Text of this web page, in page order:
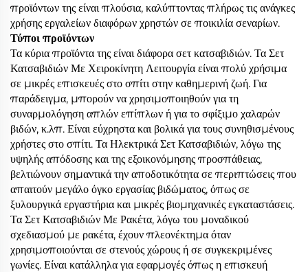
προϊόντων της είναι πλούσια, καλύπτοντας πλήρως τις ανάγκες
χρήσης εργαλείων διαφόρων χρηστών σε ποικιλία σεναρίων.
Τύποι προϊόντων
Τα κύρια προϊόντα της είναι διάφορα σετ κατσαβιδιών. Τα Σετ
Κατσαβιδιών Με Χειροκίνητη Λειτουργία είναι πολύ χρήσιμα
σε μικρές επισκευές στο σπίτι στην καθημερινή ζωή. Για
παράδειγμα, μπορούν να χρησιμοποιηθούν για τη
συναρμολόγηση απλών επίπλων ή για το σφίξιμο χαλαρών
βιδών, κ.λπ. Είναι εύχρηστα και βολικά για τους συνηθισμένους
χρήστες στο σπίτι. Τα Ηλεκτρικά Σετ Κατσαβιδιών, λόγω της
υψηλής απόδοσης και της εξοικονόμησης προσπάθειας,
βελτιώνουν σημαντικά την αποδοτικότητα σε περιπτώσεις που
απαιτούν μεγάλο όγκο εργασίας βιδώματος, όπως σε
ξυλουργικά εργαστήρια και μικρές βιομηχανικές εγκαταστάσεις.
Τα Σετ Κατσαβιδιών Με Ρακέτα, λόγω του μοναδικού
σχεδιασμού με ρακέτα, έχουν πλεονέκτημα όταν
χρησιμοποιούνται σε στενούς χώρους ή σε συγκεκριμένες
γωνίες. Είναι κατάλληλα για εφαρμογές όπως η επισκευή